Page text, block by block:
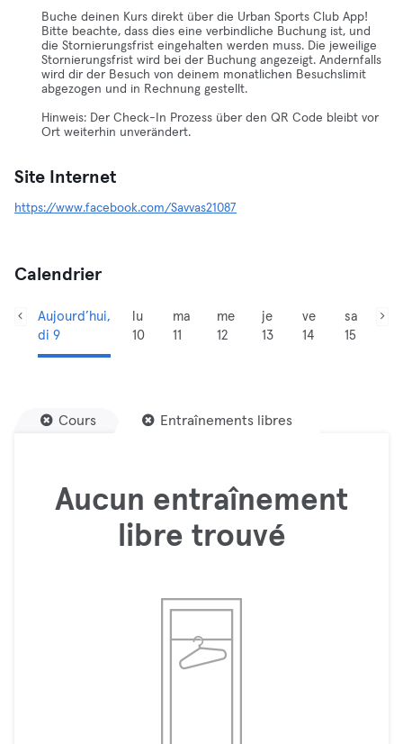
Buche deinen Kurs direkt über die Urban Sports Club App!
Bitte beachte, dass dies eine verbindliche Buchung ist, und
die Stornierungsfrist eingehalten werden muss. Die jeweilige
Stornierungsfrist wird bei der Buchung angezeigt. Andernfalls
wird dir der Besuch von deinem monatlichen Besuchslimit
abgezogen und in Rechnung gestellt.
Hinweis: Der Check-In Prozess über den QR Code bleibt vor
Ort weiterhin unverändert.
Site Internet
https://www.facebook.com/Savvas21087
Calendrier
Aujourd’hui,
di 9
lu
10
ma
11
me
12
je
13
ve
14
sa
15
Cours Entraînements libres
Aucun entraînement
libre trouvé